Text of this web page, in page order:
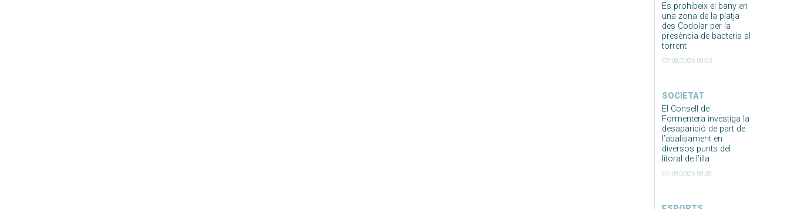
Es prohibeix el bany en
una zona de la platja
des Codolar per la
presència de bacteris al
torrent
07/08/2026 09:03
SOCIETAT
El Consell de
Formentera investiga la
desaparició de part de
l’abalisament en
diversos punts del
litoral de l’illa
07/08/2026 08:28